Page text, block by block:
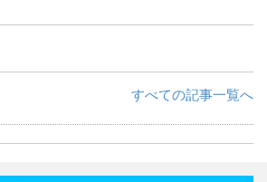
すべての記事一覧へ